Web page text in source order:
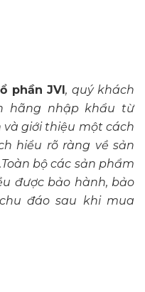
phần JVI, quý khách
hãng nhập khẩu từ
và giới thiệu một cách
hiểu rõ ràng về sản
bộ các sản phẩm
được bảo hành, bảo
đáo sau khi mua